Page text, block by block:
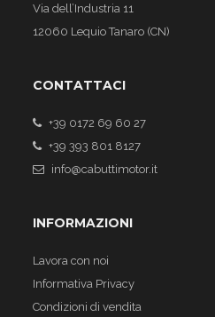
Via dell’Industria 11
12060 Lequio Tanaro (CN)
CONTATTACI
+39 0172 69 60 27
+39 393 801 8127
info@cabuttimotor.it
INFORMAZIONI
Lavora con noi
Informativa Privacy
Condizioni di vendita